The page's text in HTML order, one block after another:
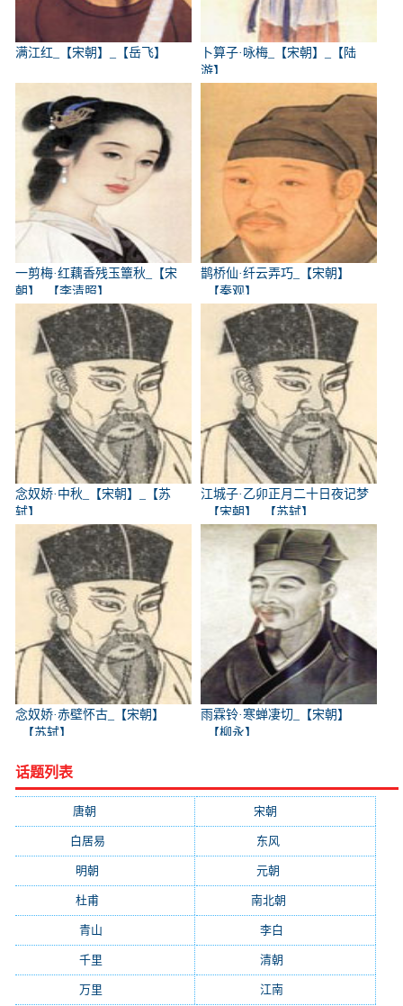
满江红_【宋朝】_【岳飞】
卜算子·咏梅_【宋朝】_【陆
游】
一剪梅·红藕香残玉簟秋_【宋
朝】_【李清照】
鹊桥仙·纤云弄巧_【宋朝】
_【秦观】
念奴娇·中秋_【宋朝】_【苏
轼】
江城子·乙卯正月二十日夜记梦
_【宋朝】_【苏轼】
念奴娇·赤壁怀古_【宋朝】
_【苏轼】
雨霖铃·寒蝉凄切_【宋朝】
_【柳永】
话题列表
唐朝 宋朝
白居易 东风
明朝 元朝
杜甫 南北朝
青山 李白
千里 清朝
万里 江南(805)